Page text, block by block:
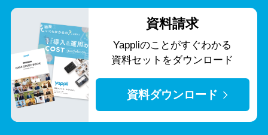
資料請求
Yappliのことがすぐわかる
資料セットをダウンロード
資料ダウンロード